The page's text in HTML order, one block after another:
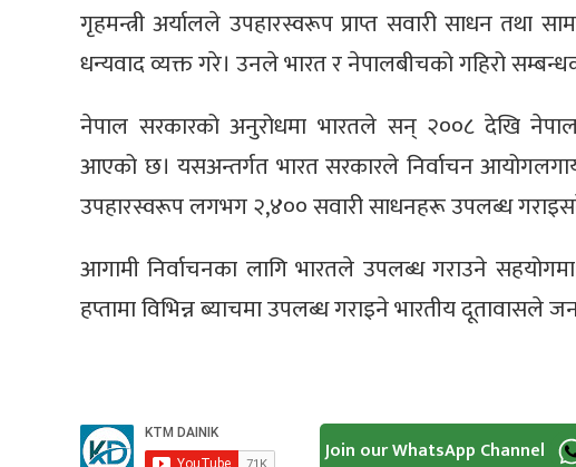
गृहमन्त्री अर्यालले उपहारस्वरूप प्राप्त सवारी साधन तथा
धन्यवाद व्यक्त गरे। उनले भारत र नेपालबीचको गहिरो
नेपाल सरकारको अनुरोधमा भारतले सन् २००८ देखि
आएको छ। यसअन्तर्गत भारत सरकारले निर्वाचन
उपहारस्वरूप लगभग २,४०० सवारी साधनहरू उपलब्ध
आगामी निर्वाचनका लागि भारतले उपलब्ध गराउने
हप्तामा विभिन्न ब्याचमा उपलब्ध गराइने भारतीय दूतावासले
Join our WhatsApp Channel